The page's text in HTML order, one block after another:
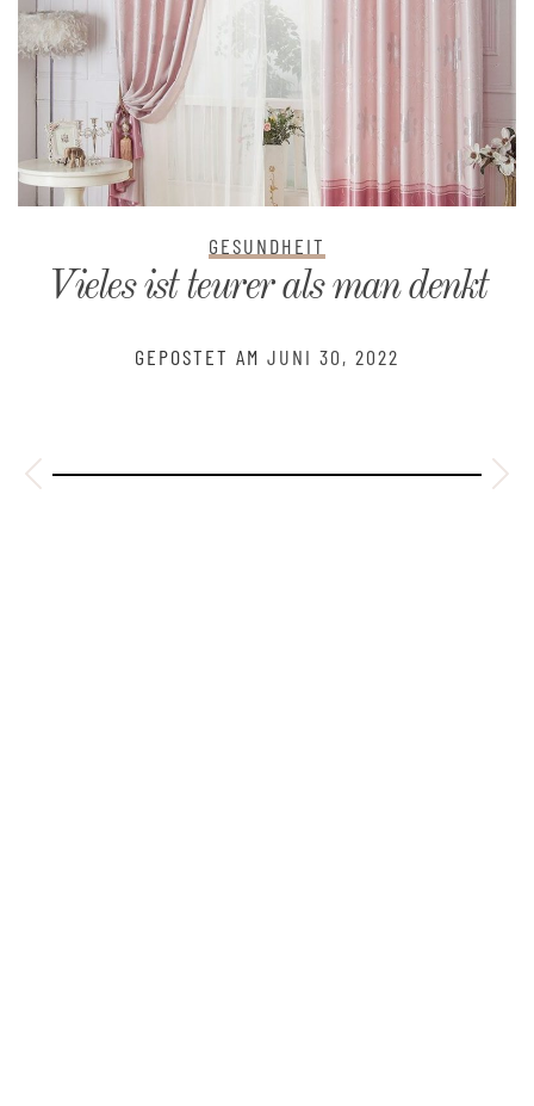
GESUNDHEIT
Vieles ist teurer als man denkt
GEPOSTET AM JUNI 30, 2022